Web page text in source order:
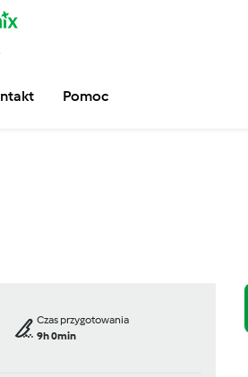
Pomoc
Czas przygotowania
9h 0min